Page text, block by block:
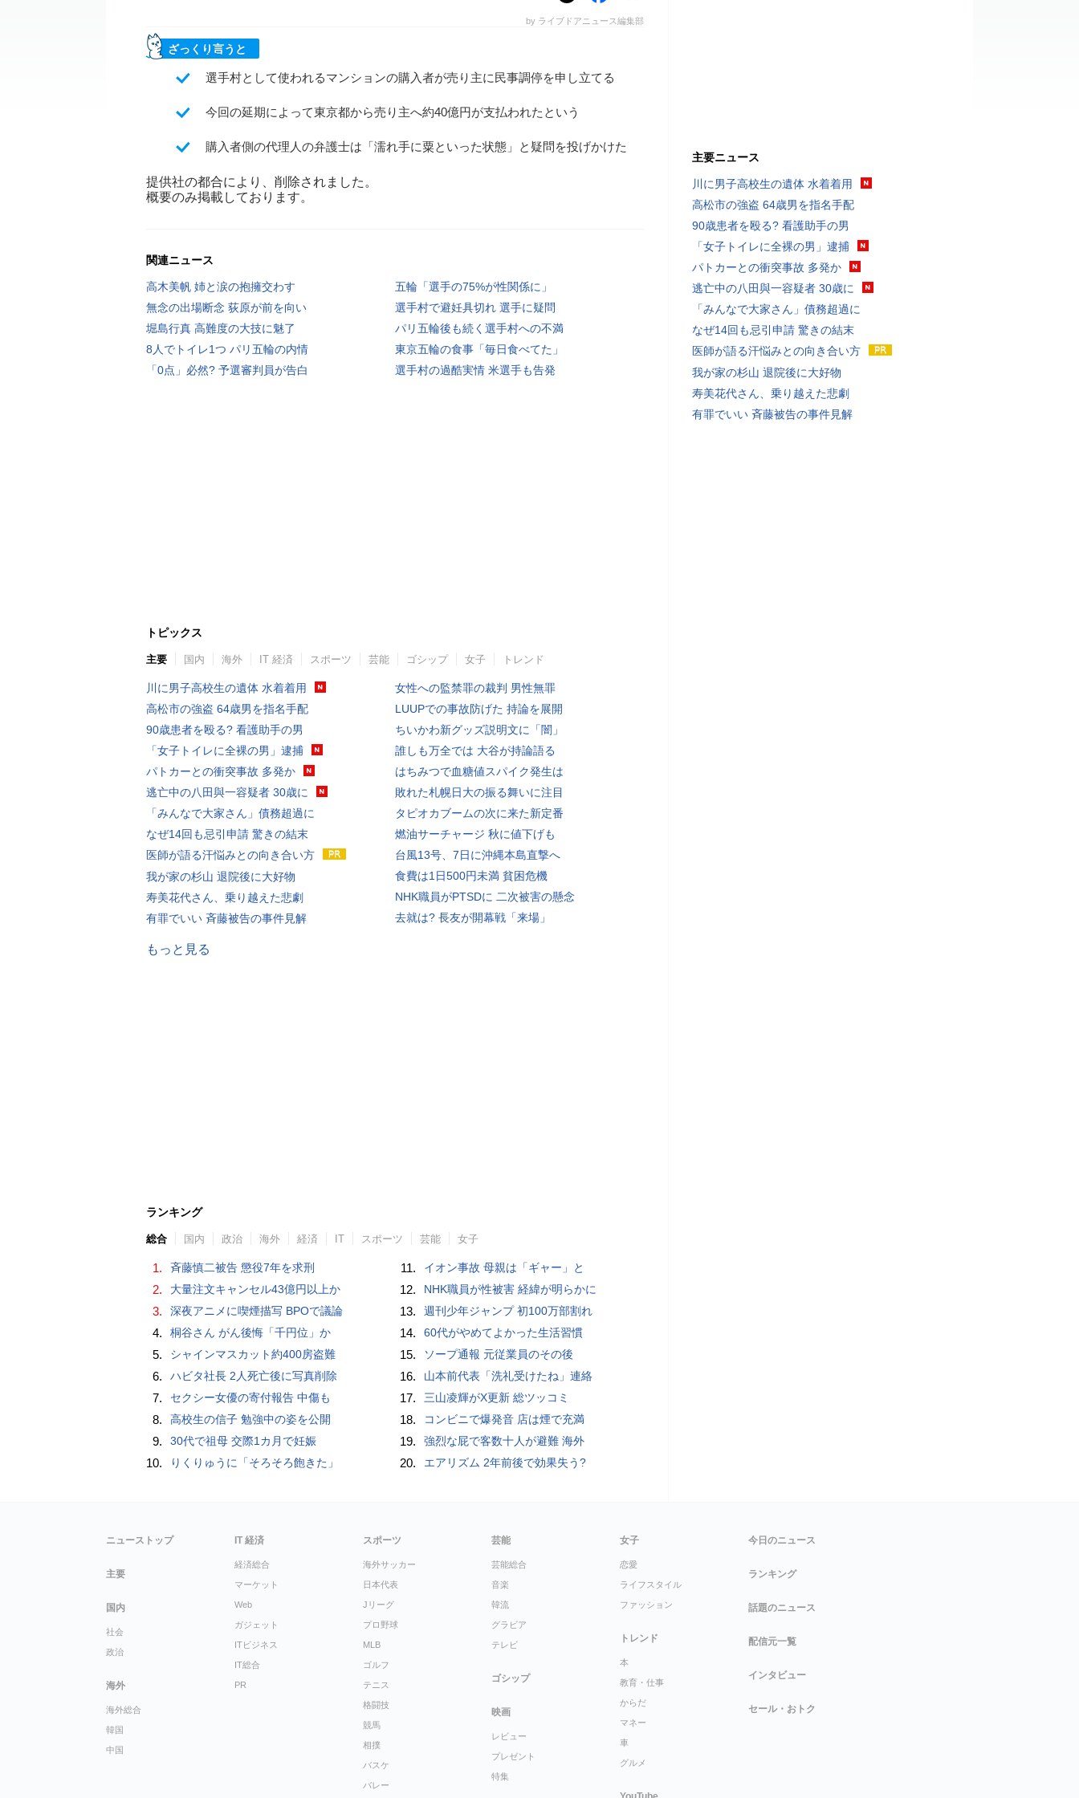
by ライブドアニュース編集部
ざっくり言うと
選手村として使われるマンションの購入者が売り主に民事調停を申し立てる
今回の延期によって東京都から売り主へ約40億円が支払われたという
購入者側の代理人の弁護士は「濡れ手に粟といった状態」と疑問を投げかけた
提供社の都合により、削除されました。
概要のみ掲載しております。
関連ニュース
高木美帆 姉と涙の抱擁交わす
五輪「選手の75%が性関係に」
無念の出場断念 荻原が前を向い
選手村で避妊具切れ 選手に疑問
堀島行真 高難度の大技に魅了
パリ五輪後も続く選手村への不満
8人でトイレ1つ パリ五輪の内情
東京五輪の食事「毎日食べてた」
「0点」必然? 予選審判員が告白
選手村の過酷実情 米選手も告発
トピックス
主要 国内 海外 IT 経済 スポーツ 芸能 ゴシップ 女子 トレンド
川に男子高校生の遺体 水着着用
高松市の強盗 64歳男を指名手配
90歳患者を殴る? 看護助手の男
「女子トイレに全裸の男」逮捕
パトカーとの衝突事故 多発か
逃亡中の八田與一容疑者 30歳に
「みんなで大家さん」債務超過に
なぜ14回も忌引申請 驚きの結末
医師が語る汗悩みとの向き合い方
我が家の杉山 退院後に大好物
寿美花代さん、乗り越えた悲劇
有罪でいい 斉藤被告の事件見解
女性への監禁罪の裁判 男性無罪
LUUPでの事故防げた 持論を展開
ちいかわ新グッズ説明文に「闇」
誰しも万全では 大谷が持論語る
はちみつで血糖値スパイク発生は
敗れた札幌日大の振る舞いに注目
タピオカブームの次に来た新定番
燃油サーチャージ 秋に値下げも
台風13号、7日に沖縄本島直撃へ
食費は1日500円未満 貧困危機
NHK職員がPTSDに 二次被害の懸念
去就は? 長友が開幕戦「来場」
もっと見る
ランキング
総合 国内 政治 海外 経済 IT スポーツ 芸能 女子
1. 斉藤慎二被告 懲役7年を求刑
2. 大量注文キャンセル43億円以上か
3. 深夜アニメに喫煙描写 BPOで議論
4. 桐谷さん がん後悔「千円位」か
5. シャインマスカット約400房盗難
6. ハビタ社長 2人死亡後に写真削除
7. セクシー女優の寄付報告 中傷も
8. 高校生の信子 勉強中の姿を公開
9. 30代で祖母 交際1カ月で妊娠
10. りくりゅうに「そろそろ飽きた」
11. イオン事故 母親は「ギャー」と
12. NHK職員が性被害 経緯が明らかに
13. 週刊少年ジャンプ 初100万部割れ
14. 60代がやめてよかった生活習慣
15. ソープ通報 元従業員のその後
16. 山本前代表「洗礼受けたね」連絡
17. 三山凌輝がX更新 総ツッコミ
18. コンビニで爆発音 店は煙で充満
19. 強烈な屁で客数十人が避難 海外
20. エアリズム 2年前後で効果失う?
主要ニュース
川に男子高校生の遺体 水着着用
高松市の強盗 64歳男を指名手配
90歳患者を殴る? 看護助手の男
「女子トイレに全裸の男」逮捕
パトカーとの衝突事故 多発か
逃亡中の八田與一容疑者 30歳に
「みんなで大家さん」債務超過に
なぜ14回も忌引申請 驚きの結末
医師が語る汗悩みとの向き合い方
我が家の杉山 退院後に大好物
寿美花代さん、乗り越えた悲劇
有罪でいい 斉藤被告の事件見解
ニューストップ
主要
国内
社会
政治
海外
海外総合
韓国
中国
IT 経済
経済総合
マーケット
Web
ガジェット
ITビジネス
IT総合
PR
スポーツ
海外サッカー
日本代表
Jリーグ
プロ野球
MLB
ゴルフ
テニス
格闘技
競馬
相撲
バスケ
バレー
芸能
芸能総合
音楽
韓流
グラビア
テレビ
ゴシップ
映画
レビュー
プレゼント
特集
女子
恋愛
ライフスタイル
ファッション
トレンド
本
教育・仕事
からだ
マネー
車
グルメ
今日のニュース
ランキング
話題のニュース
配信元一覧
インタビュー
セール・おトク